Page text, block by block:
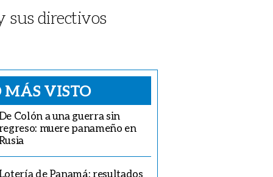
sus directivos
MÁS VISTO
De Colón a una guerra sin
regreso: muere panameño en
de Panamá: resultados